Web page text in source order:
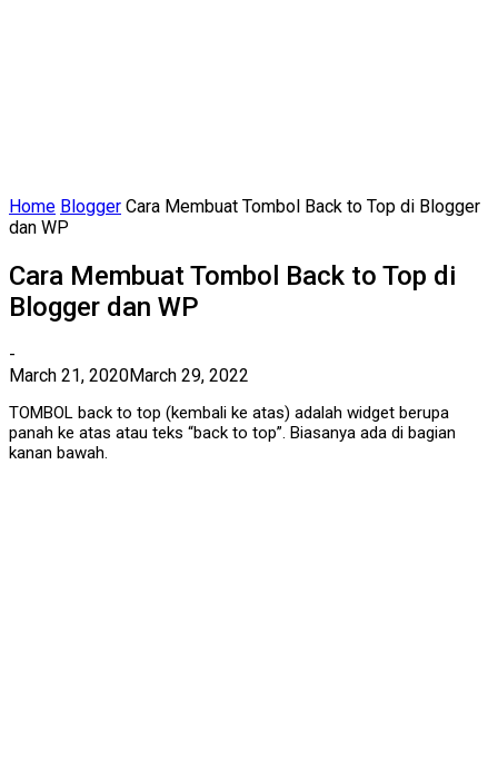
Home Blogger Cara Membuat Tombol Back to Top di Blogger
dan WP
Cara Membuat Tombol Back to Top di
Blogger dan WP
-
March 21, 2020March 29, 2022
TOMBOL back to top (kembali ke atas) adalah widget berupa
panah ke atas atau teks “back to top”. Biasanya ada di bagian
kanan bawah.